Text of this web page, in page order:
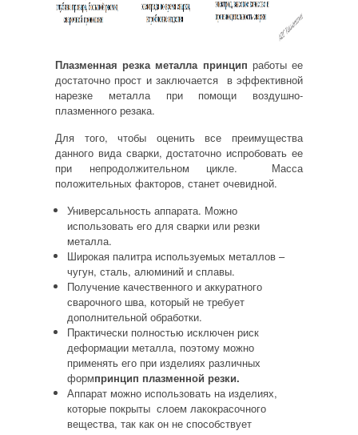
Плазменная резка металла принцип работы ее
достаточно прост и заключается в эффективной
нарезке металла при помощи воздушно-
плазменного резака.
Для того, чтобы оценить все преимущества
данного вида сварки, достаточно испробовать ее
при непродолжительном цикле. Масса
положительных факторов, станет очевидной.
Универсальность аппарата. Можно
использовать его для сварки или резки
металла.
Широкая палитра используемых металлов –
чугун, сталь, алюминий и сплавы.
Получение качественного и аккуратного
сварочного шва, который не требует
дополнительной обработки.
Практически полностью исключен риск
деформации металла, поэтому можно
применять его при изделиях различных
формпринцип плазменной резки.
Аппарат можно использовать на изделиях,
которые покрыты слоем лакокрасочного
вещества, так как он не способствует